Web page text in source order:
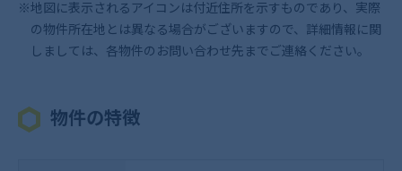
※地図に表示されるアイコンは付近住所を示すものであり、実際
の物件所在地とは異なる場合がございますので、詳細情報に関
しましては、各物件のお問い合わせ先までご連絡ください。
物件の特徴